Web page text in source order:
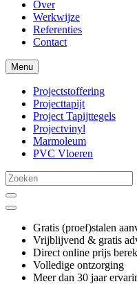
Over
Werkwijze
Referenties
Contact
Menu
Projectstoffering
Projecttapijt
Project Tapijttegels
Projectvinyl
Marmoleum
PVC Vloeren
Gratis (proef)stalen
Vrijblijvend & gratis
Direct online prijs
Volledige ontzorging
Meer dan 30 jaar